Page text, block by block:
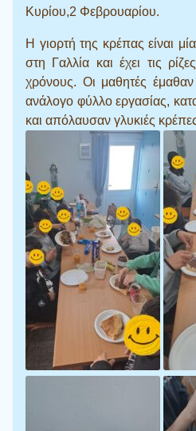
Κυρίου,2 Φεβρουαρίου.
Η γιορτή της κρέπας είναι
στη Γαλλία και έχει τις
χρόνους. Οι μαθητές έμαθαν
ανάλογο φύλλο εργασίας,
και απόλαυσαν γλυκιές